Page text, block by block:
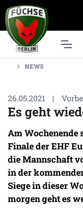
NEWS
26.05.2021 |
Es geht
Am Wochenende
Finale der EHF
die Mannschaft
in der
Siege in dieser
morgen geht es